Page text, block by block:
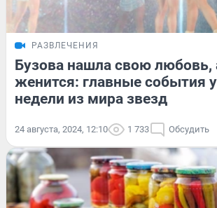
РАЗВЛЕЧЕНИЯ
Бузова нашла свою любовь,
женится: главные события
недели из мира звезд
24 августа, 2024, 12:10 1 733 Обсудить